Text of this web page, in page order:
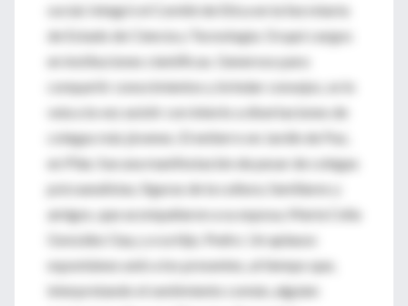
social. Integró el Comité de Etica en la Secretaría
de Estado de Ciencia y Tecnología. Ocupó cargos
en instituciones científicas. Generoso para
compartir conocimientos y brindar consejos, se lo
veía a la vez asistir con interés a disertaciones de
colegas más jóvenes. El entierro en Jardín de Paz,
en Pilar, fue una manifestación de pesar de colegas
psicoanalistas, figuras de la cultura, familiares y
amigos, que acompañaron a su esposa, María Celia
González Gay, y a su hijo, Pedro. Un aplauso
espontáneo unió a los presentes, al tiempo que,
interpretando el sentimiento común, alguien